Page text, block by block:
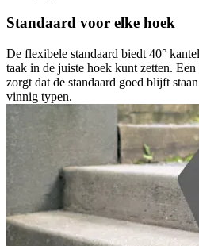
Standaard voor elke hoek
De flexibele standaard biedt 40°
taak in de juiste hoek kunt zetten.
zorgt dat de standaard goed blijft
vinnig typen.